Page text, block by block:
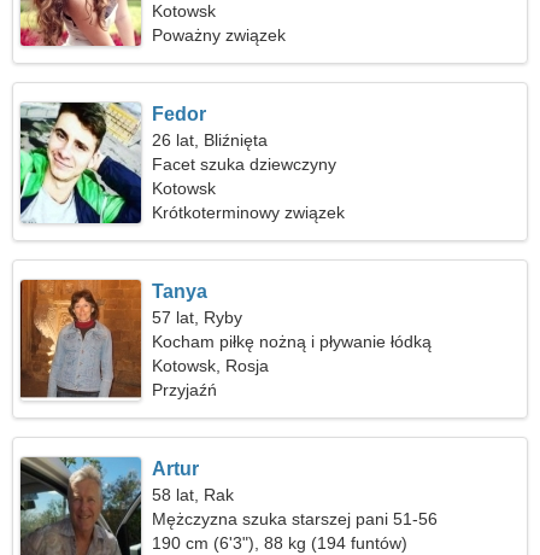
Kotowsk
Poważny związek
Fedor
26 lat, Bliźnięta
Facet szuka dziewczyny
Kotowsk
Krótkoterminowy związek
Tanya
57 lat, Ryby
Kocham piłkę nożną i pływanie łódką
Kotowsk, Rosja
Przyjaźń
Artur
58 lat, Rak
Mężczyzna szuka starszej pani 51-56
190 cm (6'3"), 88 kg (194 funtów)